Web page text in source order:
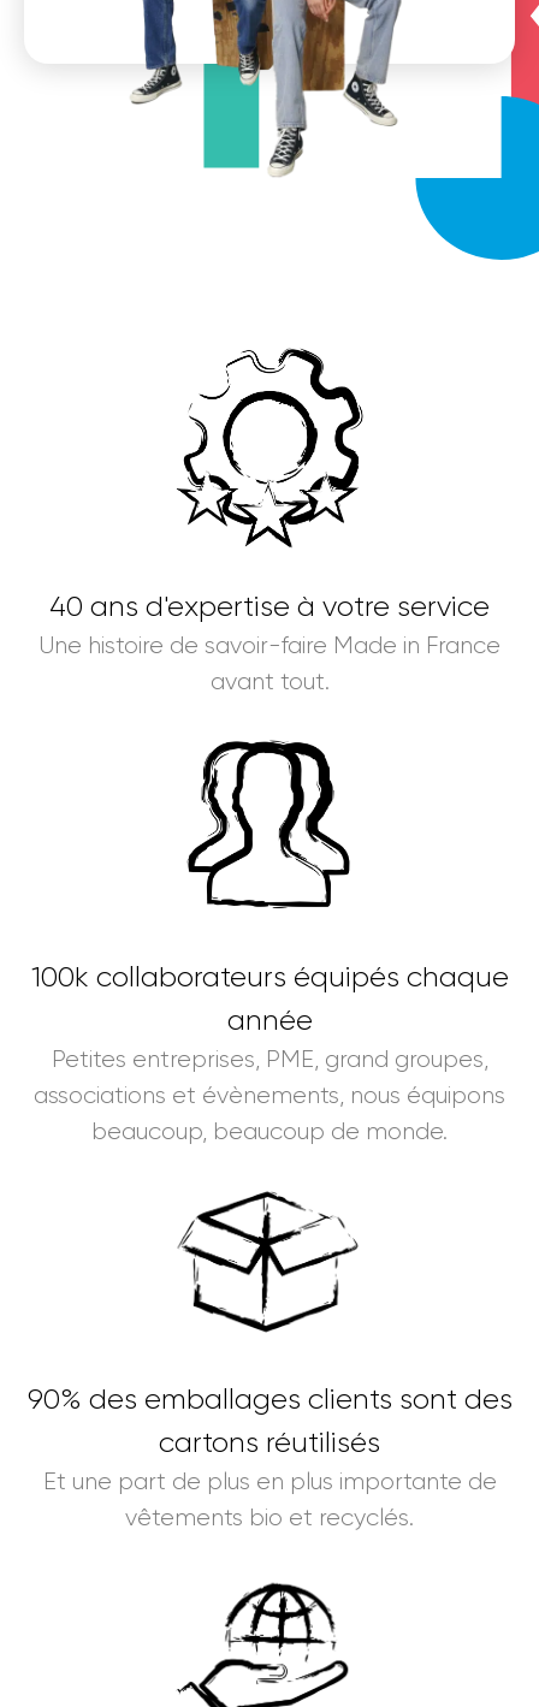
40 ans d'expertise à votre service
Une histoire de savoir-faire Made in France
avant tout.
100k collaborateurs équipés chaque
année
Petites entreprises, PME, grand groupes,
associations et évènements, nous équipons
beaucoup, beaucoup de monde.
90% des emballages clients sont des
cartons réutilisés
Et une part de plus en plus importante de
vêtements bio et recyclés.